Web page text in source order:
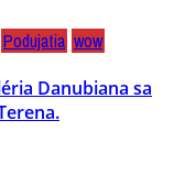
Podujatia wow
Danubiana sa